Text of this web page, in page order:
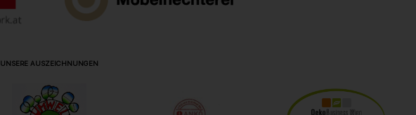
UNSERE AUSZEICHNUNGEN